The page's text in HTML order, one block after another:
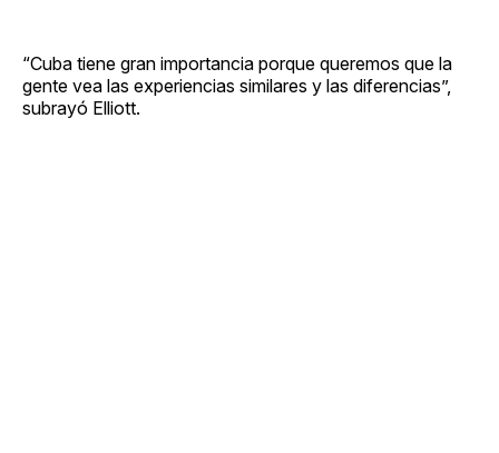
“Cuba tiene gran importancia porque queremos que la
gente vea las experiencias similares y las diferencias”,
subrayó Elliott.